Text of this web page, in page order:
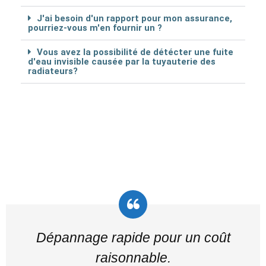
J'ai besoin d'un rapport pour mon assurance,
pourriez-vous m'en fournir un ?
Vous avez la possibilité de détécter une fuite
d'eau invisible causée par la tuyauterie des
radiateurs?
Dépannage rapide pour un coût
raisonnable.